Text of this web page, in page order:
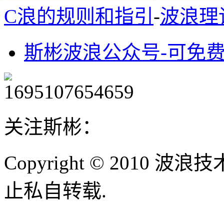
C浪的规则和指引 -波浪理
斯彬波浪公众号-可免
关注斯彬：
Copyright © 2010 波浪技
止私自转载.